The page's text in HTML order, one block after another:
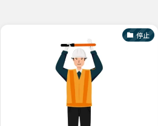
停止